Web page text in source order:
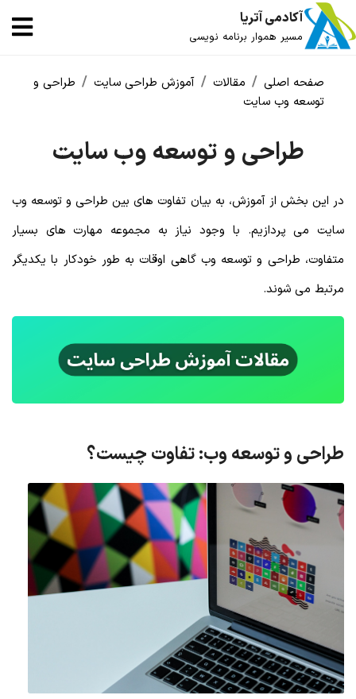
آکادمی آتریا
مسیر هموار برنامه نویسی
صفحه اصلی مقالات آموزش طراحی سایت
طراحی و
توسعه وب سایت
طراحی و توسعه وب سایت
در این بخش از آموزش، به بیان تفاوت های بین طراحی و توسعه وب
سایت می پردازیم. با وجود نیاز به مجموعه مهارت های بسیار
متفاوت، طراحی و توسعه وب گاهی اوقات به طور خودکار با یکدیگر
مرتبط می شوند.
طراحی و توسعه وب: تفاوت چیست؟